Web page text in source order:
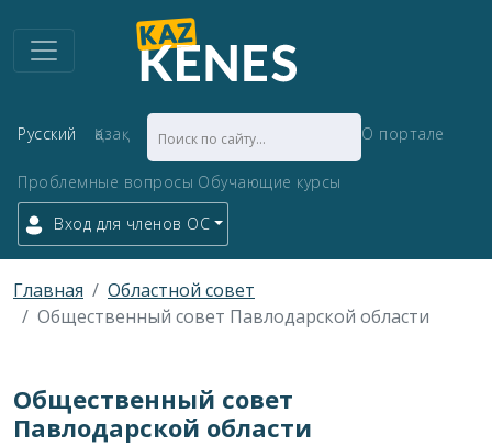
Русский Қазақ О портале
Проблемные вопросы Обучающие курсы
Вход для членов ОС
Главная
Областной совет
Общественный совет Павлодарской области
Общественный совет
Павлодарской области